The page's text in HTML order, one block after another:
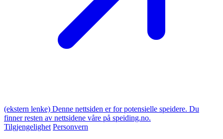
(ekstern lenke) Denne nettsiden er for potensielle speidere. Du
finner resten av nettsidene våre på speiding.no.
Tilgjengelighet Personvern